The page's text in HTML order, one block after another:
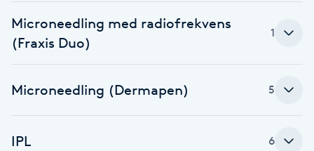
Brynformning
Microneedling med radiofrekvens
(Fraxis Duo)
1
Microneedling (Dermapen) 5
IPL 6